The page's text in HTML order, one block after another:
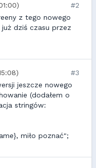
#2
z tego nowego
dziś czasu przez
#3
jeszcze nowego
(dodałem o
stringów:
miło poznać";